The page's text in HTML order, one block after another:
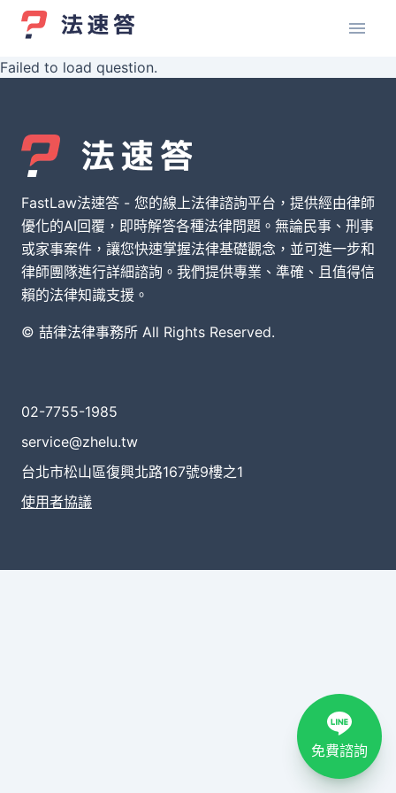
Failed to load question.
FastLaw法速答 - 您的線上法律諮詢平台，提供經由律師
優化的AI回覆，即時解答各種法律問題。無論民事、刑事
或家事案件，讓您快速掌握法律基礎觀念，並可進一步和
律師團隊進行詳細諮詢。我們提供專業、準確、且值得信
賴的法律知識支援。
© 喆律法律事務所 All Rights Reserved.
02-7755-1985
service@zhelu.tw
台北市松山區復興北路167號9樓之1
使用者協議
免費諮詢